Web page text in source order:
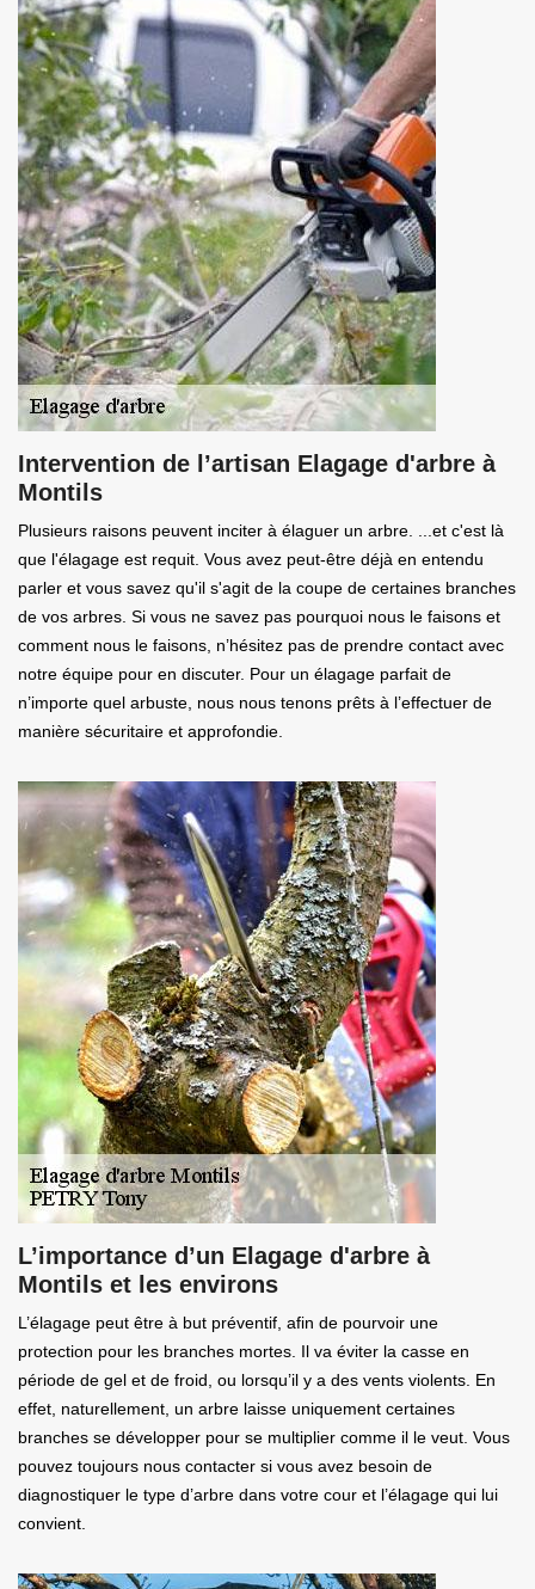
Intervention de l’artisan Elagage d'arbre à
Montils
Plusieurs raisons peuvent inciter à élaguer un arbre. ...et c'est là
que l'élagage est requit. Vous avez peut-être déjà en entendu
parler et vous savez qu'il s'agit de la coupe de certaines branches
de vos arbres. Si vous ne savez pas pourquoi nous le faisons et
comment nous le faisons, n’hésitez pas de prendre contact avec
notre équipe pour en discuter. Pour un élagage parfait de
n’importe quel arbuste, nous nous tenons prêts à l’effectuer de
manière sécuritaire et approfondie.
L’importance d’un Elagage d'arbre à
Montils et les environs
L’élagage peut être à but préventif, afin de pourvoir une
protection pour les branches mortes. Il va éviter la casse en
période de gel et de froid, ou lorsqu’il y a des vents violents. En
effet, naturellement, un arbre laisse uniquement certaines
branches se développer pour se multiplier comme il le veut. Vous
pouvez toujours nous contacter si vous avez besoin de
diagnostiquer le type d’arbre dans votre cour et l’élagage qui lui
convient.